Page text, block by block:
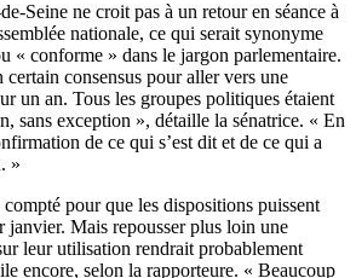
Seine ne croit pas à un retour en séance à
nationale, ce qui serait synonyme
« conforme » dans le jargon parlementaire.
consensus pour aller vers une
un an. Tous les groupes politiques étaient
sans exception », détaille la sénatrice. « En
de ce qui s’est dit et de ce qui a
»
pour que les dispositions puissent
janvier. Mais repousser plus loin une
leur utilisation rendrait probablement
encore, selon la rapporteure. « Beaucoup